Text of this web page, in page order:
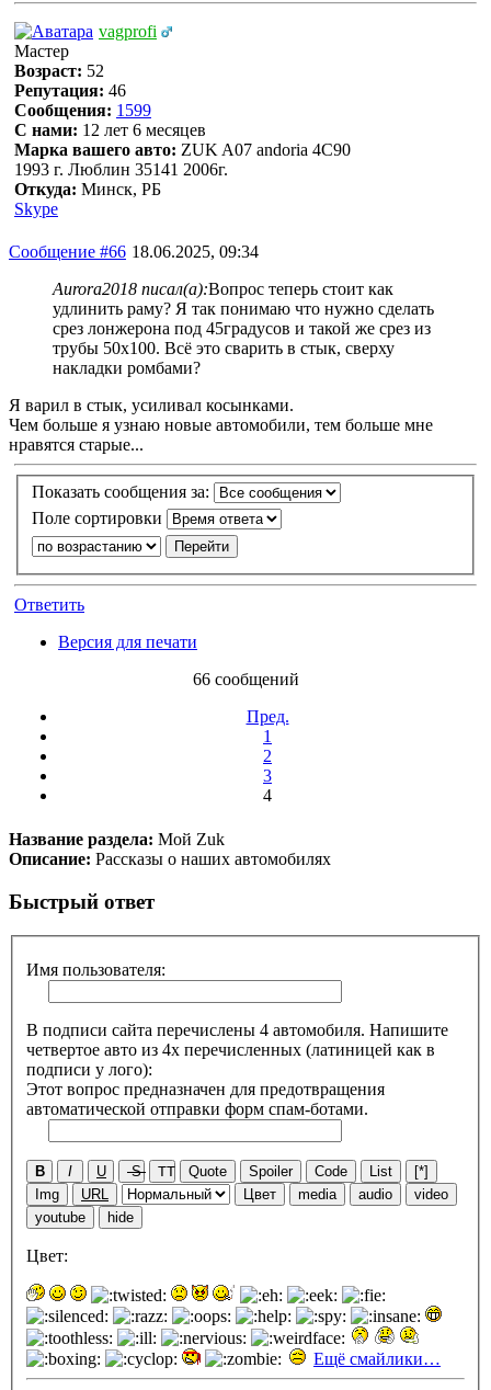
vagprofi
Мастер
Возраст: 52
Репутация: 46
Сообщения: 1599
С нами: 12 лет 6 месяцев
Марка вашего авто: ZUK A07 andoria 4C90
1993 г. Люблин 35141 2006г.
Откуда: Минск, РБ
Skype
Сообщение #66 18.06.2025, 09:34
Aurora2018 писал(а):Вопрос теперь стоит как
удлинить раму? Я так понимаю что нужно сделать
срез лонжерона под 45градусов и такой же срез из
трубы 50х100. Всё это сварить в стык, сверху
накладки ромбами?
Я варил в стык, усиливал косынками.
Чем больше я узнаю новые автомобили, тем больше мне
нравятся старые...
Показать сообщения за:
Поле сортировки
Ответить
Версия для печати
66 сообщений
Пред.
1
2
3
4
Название раздела: Мой Zuk
Описание: Рассказы о наших автомобилях
Быстрый ответ
Имя пользователя:
В подписи сайта перечислены 4 автомобиля. Напишите
четвертое авто из 4х перечисленных (латиницей как в
подписи у лого):
Этот вопрос предназначен для предотвращения
автоматической отправки форм спам-ботами.
B I U S TT Quote Spoiler Code List
[*]
Img
URL Цвет media audio
video
youtube
hide
Цвет:
Ещё смайлики…